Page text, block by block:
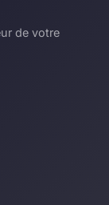
de votre